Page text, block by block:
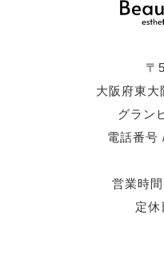
〒
大阪府東
グラン
電話番号
営業時
定